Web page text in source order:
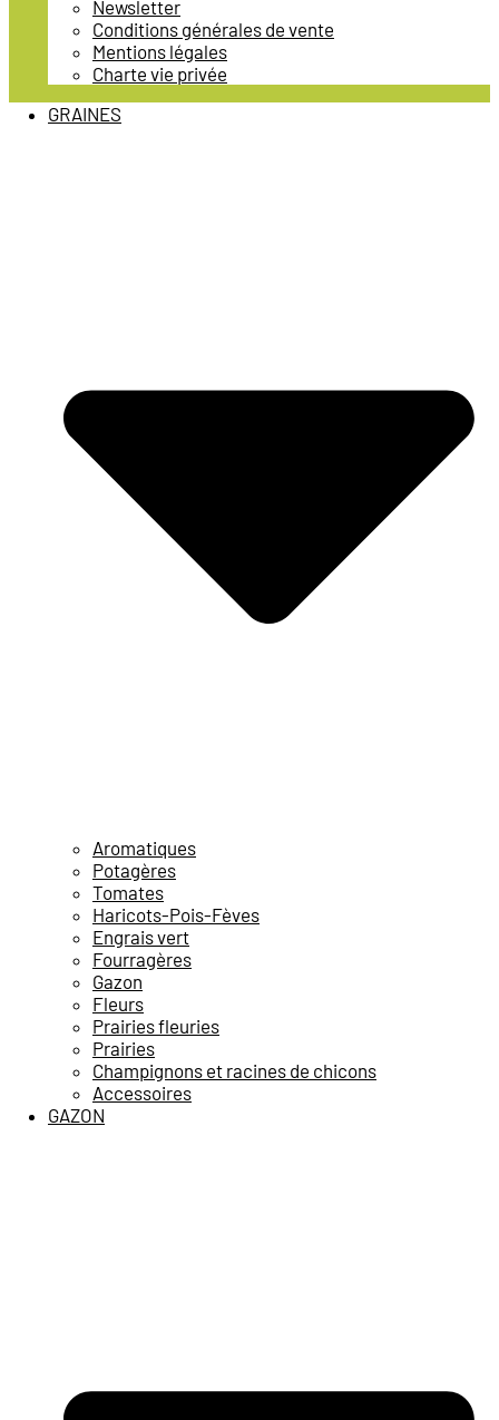
Newsletter
Conditions générales de vente
Mentions légales
Charte vie privée
GRAINES
Aromatiques
Potagères
Tomates
Haricots-Pois-Fèves
Engrais vert
Fourragères
Gazon
Fleurs
Prairies fleuries
Prairies
Champignons et racines de chicons
Accessoires
GAZON